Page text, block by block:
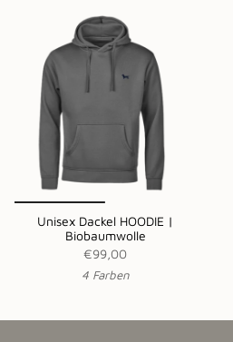
Unisex Dackel HOODIE |
Biobaumwolle
€99,00
4 Farben